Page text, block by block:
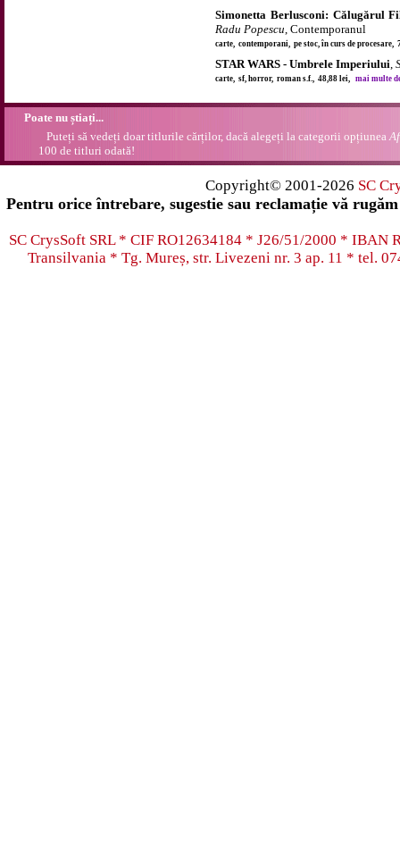
Simonetta Berlusconi: Călugărul
Radu Popescu, Contemporanul
carte, contemporani, pe stoc, în curs de
STAR WARS - Umbrele Imperiului,
carte, sf, horror, roman s.f., 48,88 lei, mai multe
Poate nu știați...
Puteți să vedeți doar titlurile cărților, dacă alegeți la categorii opțiunea
100 de titluri odată!
Copyright© 2001-2026 SC
Pentru orice întrebare, sugestie sau reclamație vă
SC CrysSoft SRL * CIF RO12634184 * J26/51/2000 * IBAN
Transilvania * Tg. Mureș, str. Livezeni nr. 3 ap. 11 * tel.